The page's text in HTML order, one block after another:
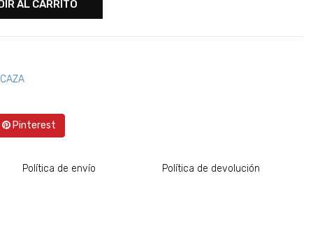
AL CARRITO
Pinterest
Política de envío Política de devolución